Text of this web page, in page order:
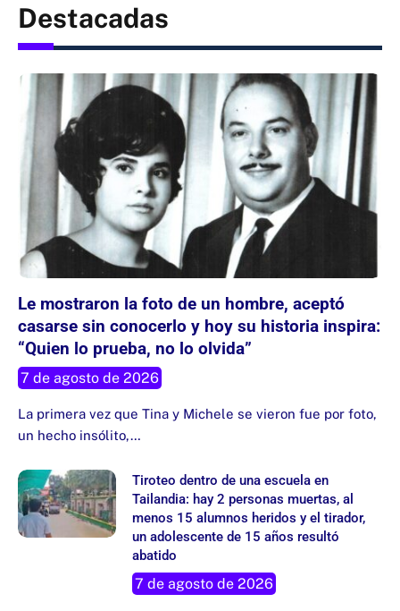
Destacadas
Le mostraron la foto de un hombre, aceptó
casarse sin conocerlo y hoy su historia inspira:
“Quien lo prueba, no lo olvida”
7 de agosto de 2026
La primera vez que Tina y Michele se vieron fue por foto,
un hecho insólito,…
Tiroteo dentro de una escuela en
Tailandia: hay 2 personas muertas, al
menos 15 alumnos heridos y el tirador,
un adolescente de 15 años resultó
abatido
7 de agosto de 2026